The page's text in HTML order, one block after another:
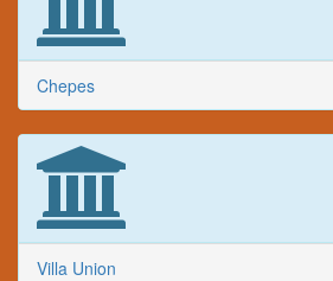
Chepes
Villa Union